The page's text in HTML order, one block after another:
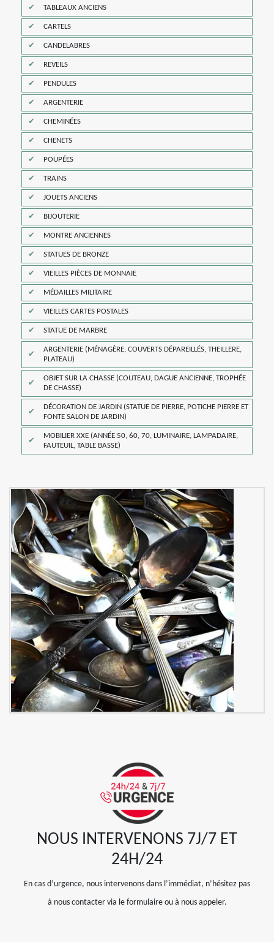
TABLEAUX ANCIENS
CARTELS
CANDELABRES
REVEILS
PENDULES
ARGENTERIE
CHEMINÉES
CHENETS
POUPÉES
TRAINS
JOUETS ANCIENS
BIJOUTERIE
MONTRE ANCIENNES
STATUES DE BRONZE
VIEILLES PIÈCES DE MONNAIE
MÉDAILLES MILITAIRE
VIEILLES CARTES POSTALES
STATUE DE MARBRE
ARGENTERIE (MÉNAGÈRE, COUVERTS DÉPAREILLÉS, THEILLERE,
PLATEAU)
OBJET SUR LA CHASSE (COUTEAU, DAGUE ANCIENNE, TROPHÉE
DE CHASSE)
DÉCORATION DE JARDIN (STATUE DE PIERRE, POTICHE PIERRE ET
FONTE SALON DE JARDIN)
MOBILIER XXE (ANNÉE 50, 60, 70, LUMINAIRE, LAMPADAIRE,
FAUTEUIL, TABLE BASSE)
NOUS INTERVENONS 7J/7 ET
24H/24
En cas d’urgence, nous intervenons dans l’immédiat, n’hésitez pas
à nous contacter via le formulaire ou à nous appeler.